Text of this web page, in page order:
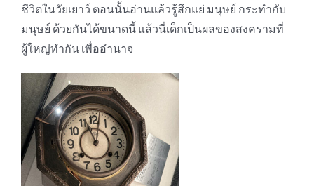
ชีวิตในวัยเยาว์ ตอนนั้นอ่านแล้วรู้สึกแย่ มนุษย์ กระทำกับ
มนุษย์ ด้วยกันได้ขนาดนี้ แล้วนี่เด็กเป็นผลของสงครามที่
ผู้ใหญ่ทำกัน เพื่ออำนาจ